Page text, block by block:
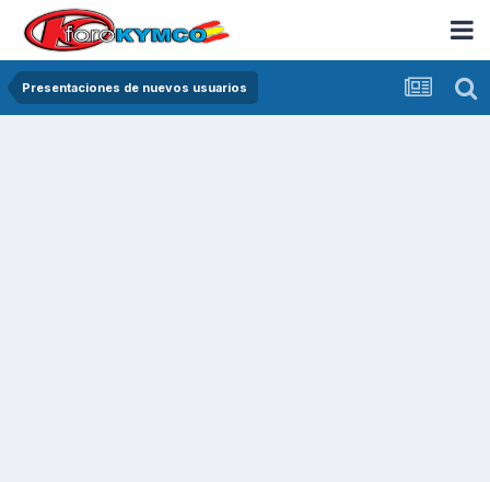
Presentaciones de nuevos usuarios